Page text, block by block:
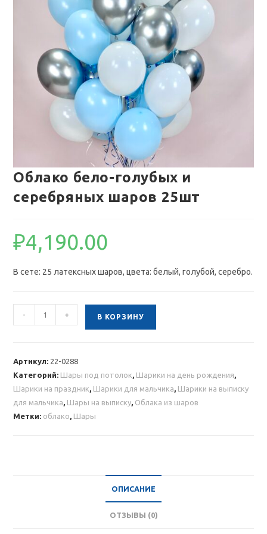
Облако бело-голубых и
серебряных шаров 25шт
₽4,190.00
В сете: 25 латексных шаров, цвета: белый, голубой, серебро.
Количество
товара
голубых
и
серебряных
шаров
- + В КОРЗИНУ
Артикул: 22-0288
Категорий: Шары под потолок, Шарики на день рождения,
Шарики на праздник, Шарики для мальчика, Шарики на выписку
для мальчика, Шары на выписку, Облака из шаров
Метки: облако, Шары
ОПИСАНИЕ
ОТЗЫВЫ (0)